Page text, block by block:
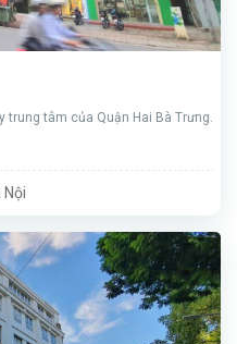
trung tâm của Quận Hai Bà Trưng.
Nội